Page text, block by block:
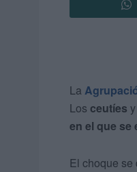
La
Los ceutíes
en el que se
El choque se